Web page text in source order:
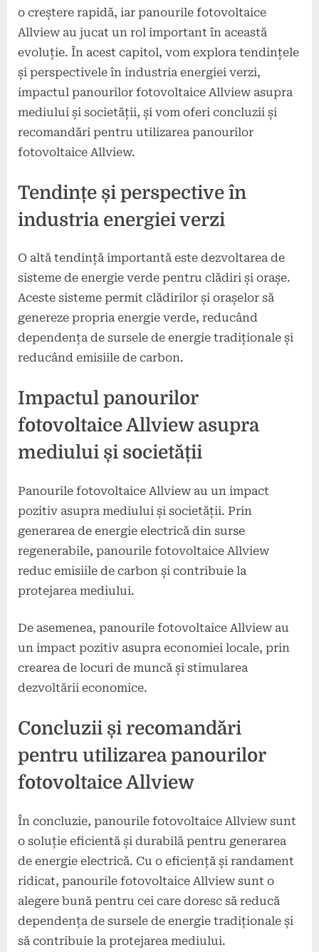
o creștere rapidă, iar panourile fotovoltaice
Allview au jucat un rol important în această
evoluție. În acest capitol, vom explora tendințele
și perspectivele în industria energiei verzi,
impactul panourilor fotovoltaice Allview asupra
mediului și societății, și vom oferi concluzii și
recomandări pentru utilizarea panourilor
fotovoltaice Allview.
Tendințe și perspective în
industria energiei verzi
O altă tendință importantă este dezvoltarea de
sisteme de energie verde pentru clădiri și orașe.
Aceste sisteme permit clădirilor și orașelor să
genereze propria energie verde, reducând
dependența de sursele de energie tradiționale și
reducând emisiile de carbon.
Impactul panourilor
fotovoltaice Allview asupra
mediului și societății
Panourile fotovoltaice Allview au un impact
pozitiv asupra mediului și societății. Prin
generarea de energie electrică din surse
regenerabile, panourile fotovoltaice Allview
reduc emisiile de carbon și contribuie la
protejarea mediului.
De asemenea, panourile fotovoltaice Allview au
un impact pozitiv asupra economiei locale, prin
crearea de locuri de muncă și stimularea
dezvoltării economice.
Concluzii și recomandări
pentru utilizarea panourilor
fotovoltaice Allview
În concluzie, panourile fotovoltaice Allview sunt
o soluție eficientă și durabilă pentru generarea
de energie electrică. Cu o eficiență și randament
ridicat, panourile fotovoltaice Allview sunt o
alegere bună pentru cei care doresc să reducă
dependența de sursele de energie tradiționale și
să contribuie la protejarea mediului.